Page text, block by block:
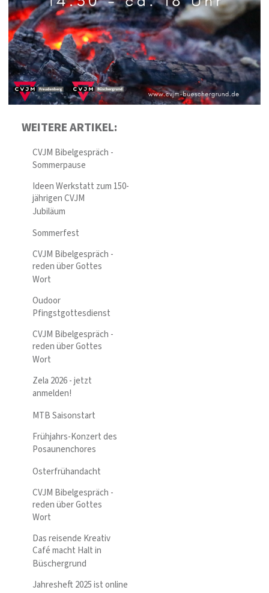
WEITERE ARTIKEL:
CVJM Bibelgespräch -
Sommerpause
Ideen Werkstatt zum 150-
jährigen CVJM
Jubiläum
Sommerfest
CVJM Bibelgespräch -
reden über Gottes
Wort
Oudoor
Pfingstgottesdienst
CVJM Bibelgespräch -
reden über Gottes
Wort
Zela 2026 - jetzt
anmelden!
MTB Saisonstart
Frühjahrs-Konzert des
Posaunenchores
Osterfrühandacht
CVJM Bibelgespräch -
reden über Gottes
Wort
Das reisende Kreativ
Café macht Halt in
Büschergrund
Jahresheft 2025 ist online